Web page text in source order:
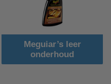
Meguiar’s leer
onderhoud